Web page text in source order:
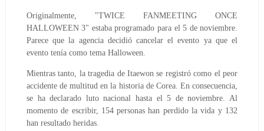
Originalmente, "TWICE FANMEETING ONCE
HALLOWEEN 3" estaba programado para el 5 de noviembre.
Parece que la agencia decidió cancelar el evento ya que el
evento tenía como tema Halloween.
Mientras tanto, la tragedia de Itaewon se registró como el peor
accidente de multitud en la historia de Corea. En consecuencia,
se ha declarado luto nacional hasta el 5 de noviembre. Al
momento de escribir, 154 personas han perdido la vida y 132
han resultado heridas.